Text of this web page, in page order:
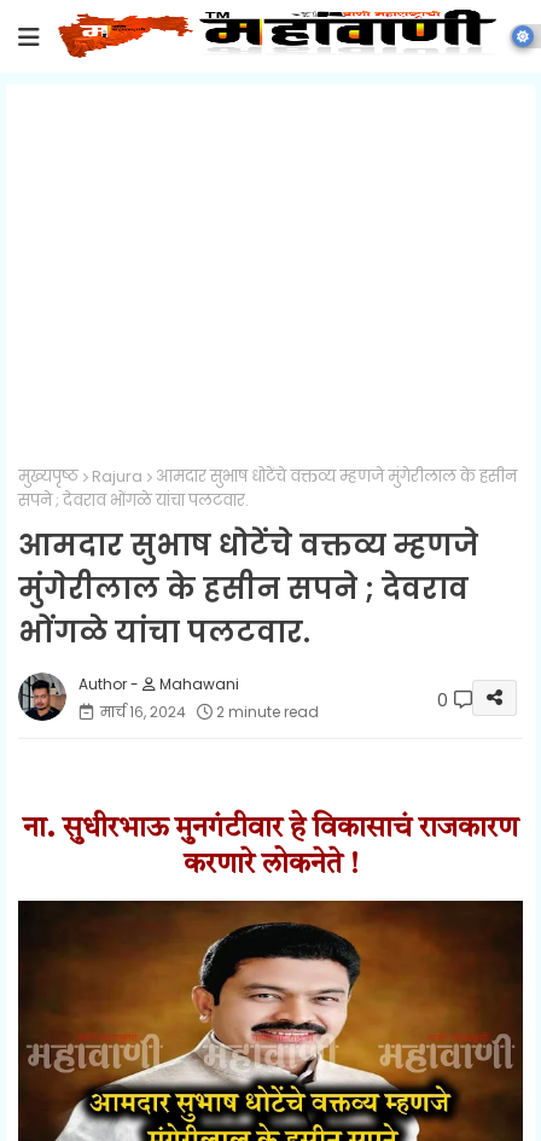
मुख्यपृष्ठ Rajura
आमदार सुभाष धोटेंचे वक्तव्य म्हणजे मुंगेरीलाल के हसीन
सपने ; देवराव भोंगळे यांचा पलटवार.
आमदार सुभाष धोटेंचे वक्तव्य म्हणजे
मुंगेरीलाल के हसीन सपने ; देवराव
भोंगळे यांचा पलटवार.
Mahawani
मार्च १६, २०२४
2 minute read 0
ना. सुधीरभाऊ मुनगंटीवार हे विकासाचं राजकारण
करणारे लोकनेते !